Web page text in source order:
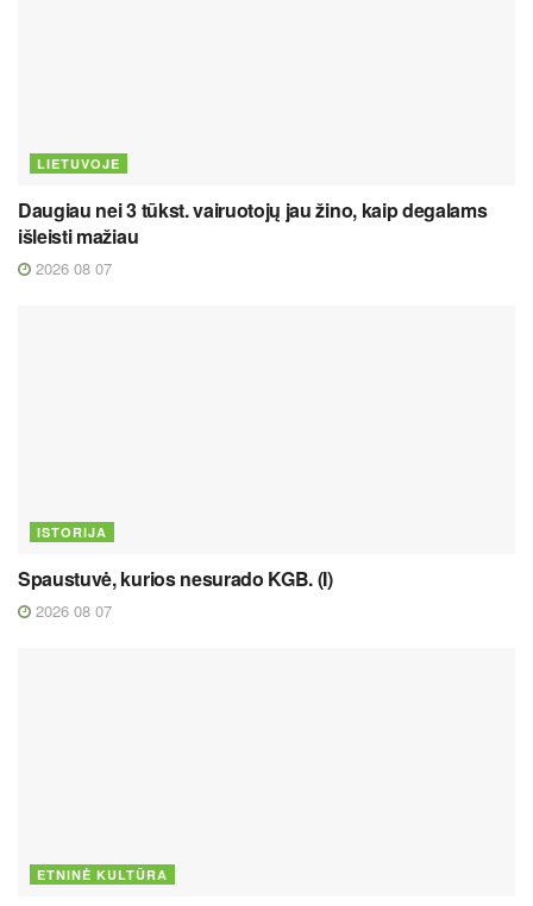
LIETUVOJE
Daugiau nei 3 tūkst. vairuotojų jau žino, kaip degalams
išleisti mažiau
2026 08 07
ISTORIJA
Spaustuvė, kurios nesurado KGB. (I)
2026 08 07
ETNINĖ KULTŪRA